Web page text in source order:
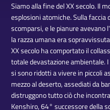
Siamo alla fine del XX secolo. Il
esplosioni atomiche. Sulla faccia
scomparsi, e le pianure
la razza umana era
XX secolo ha comportato il
totale devastazione ambientale.
si sono ridotti a vivere in piccoli
mezzo al deserto, assediati da
distruggono tutto ciò che
Kenshiro, 64° successore della